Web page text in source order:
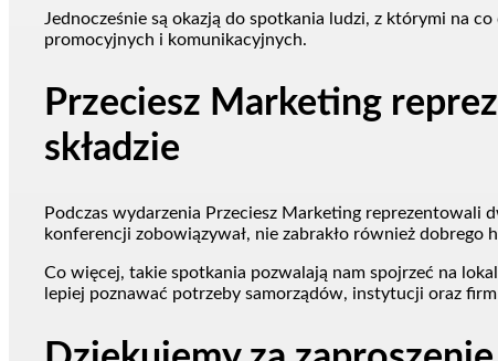
Jednocześnie są okazją do spotkania ludzi, z którymi na
promocyjnych i komunikacyjnych.
Przeciesz Marketing
składzie
Podczas wydarzenia Przeciesz Marketing reprezentowali
konferencji zobowiązywał, nie zabrakło również dobrego
Co więcej, takie spotkania pozwalają nam spojrzeć na
lepiej poznawać potrzeby samorządów, instytucji oraz